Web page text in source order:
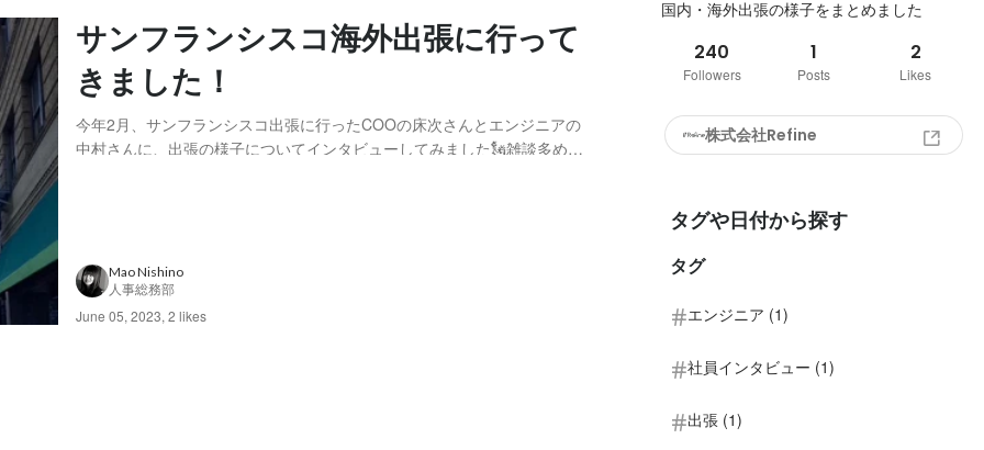
サンフランシスコ海外出張に行って
きました！
今年2月、サンフランシスコ出張に行ったCOOの床次さんとエンジニアの
中村さんに、出張の様子についてインタビューしてみました🗽雑談多めで
Mao Nishino
人事総務部
June 05, 2023, 2 likes
国内・海外出張の様子をまとめました
240
Followers
1
Posts
2
Likes
株式会社Refine
タグや日付から探す
タグ
エンジニア (1)
社員インタビュー (1)
出張 (1)